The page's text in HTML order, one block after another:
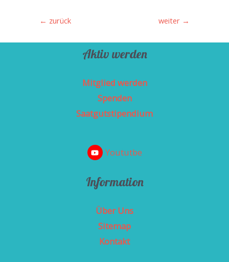
Beitragsnavigation
← zurück weiter →
Aktiv werden
Mitglied werden
Spenden
Saatgutstipendium
Yoututbe
Information
Über Uns
Sitemap
Kontakt